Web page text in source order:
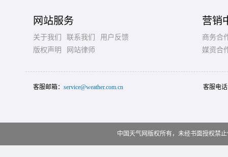
网站服务
关于我们 联系我们
用户反馈
版权声明
网站律师
营销
商务合
媒资合
客服邮箱： service@weather.com.cn 客服电
中国天气网版权所有，未经书面授权